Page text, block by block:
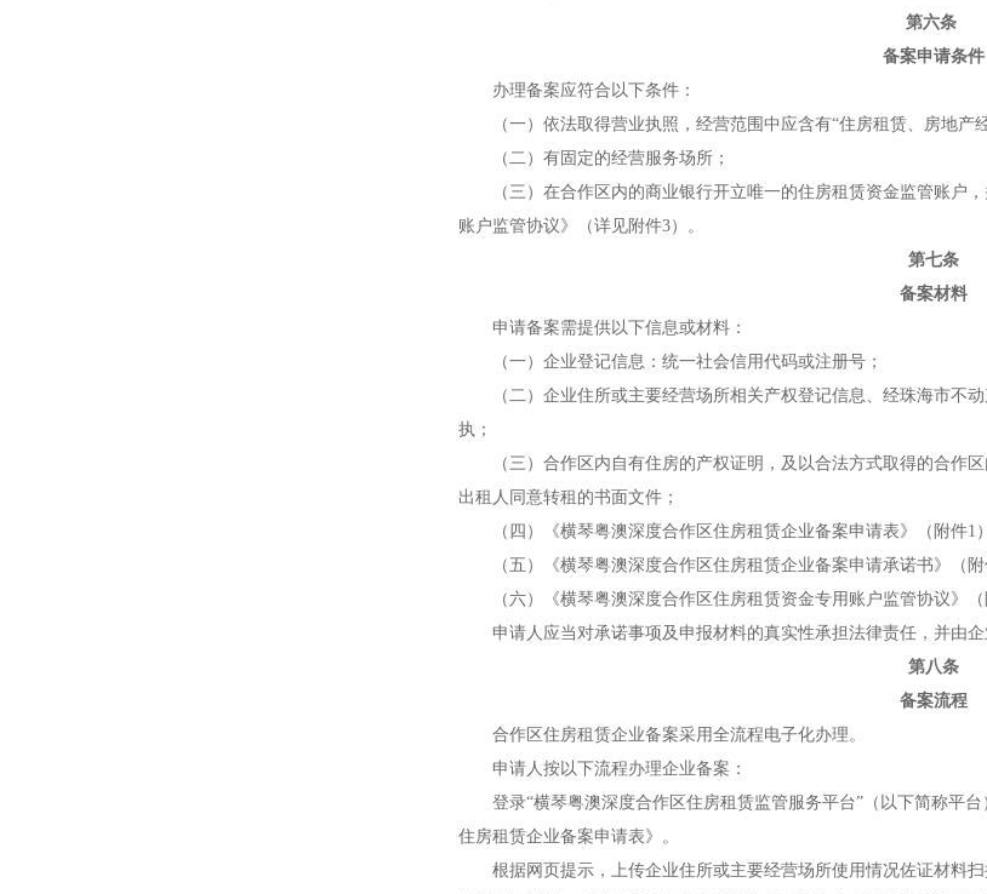
第六条
备案申请条件
办理备案应符合以下条件：
（一）依法取得营业执照，经营范围中应含有“住房租赁、房地产经
（二）有固定的经营服务场所；
（三）在合作区内的商业银行开立唯一的住房租赁资金监管账户，
账户监管协议》（详见附件3）。
第七条
备案材料
申请备案需提供以下信息或材料：
（一）企业登记信息：统一社会信用代码或注册号；
（二）企业住所或主要经营场所相关产权登记信息、经珠海市不动
执；
（三）合作区内自有住房的产权证明，及以合法方式取得的合作区
出租人同意转租的书面文件；
（四）《横琴粤澳深度合作区住房租赁企业备案申请表》（附件1
（五）《横琴粤澳深度合作区住房租赁企业备案申请承诺书》（附
（六）《横琴粤澳深度合作区住房租赁资金专用账户监管协议》（
申请人应当对承诺事项及申报材料的真实性承担法律责任，并由企
第八条
备案流程
合作区住房租赁企业备案采用全流程电子化办理。
申请人按以下流程办理企业备案：
登录“横琴粤澳深度合作区住房租赁监管服务平台”（以下简称平台
住房租赁企业备案申请表》。
根据网页提示，上传企业住所或主要经营场所使用情况佐证材料扫